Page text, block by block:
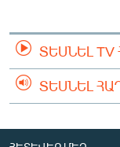
ՏԵՍՆԵԼ
ՏԵՍՆԵԼ